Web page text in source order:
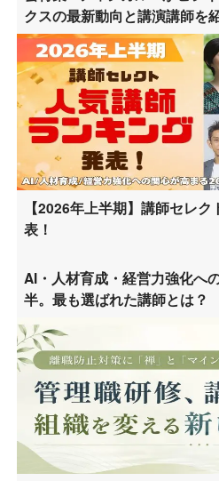
クスの最新動向と講演講師を
【2026年上半期】講師セレ
表！
AI・人材育成・経営力強化へ
半。最も選ばれた講師とは？